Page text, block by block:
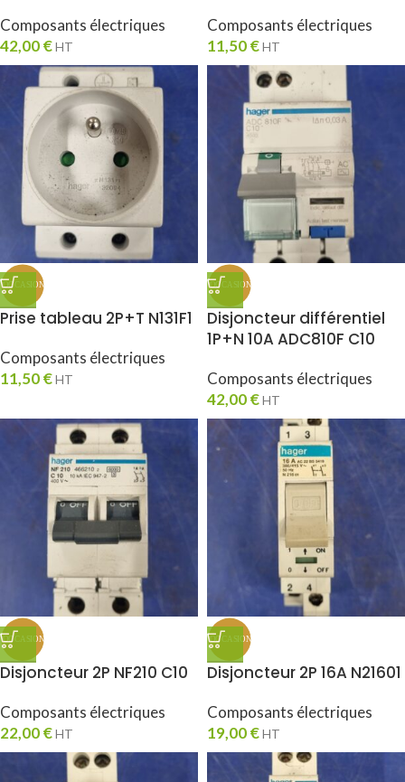
Composants électriques
42,00€HT
Composants électriques
11,50€HT
Prise tableau 2P+T N131F1
Composants électriques
11,50€HT
Disjoncteur différentiel
1P+N 10A ADC810F C10
Composants électriques
42,00€HT
Disjoncteur 2P NF210 C10
Composants électriques
22,00€HT
Disjoncteur 2P 16A N21601
Composants électriques
19,00€HT